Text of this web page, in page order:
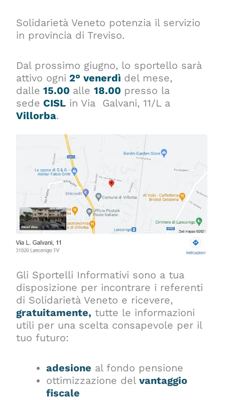
Solidarietà Veneto potenzia il servizio
in provincia di Treviso.
Dal prossimo giugno, lo sportello sarà
attivo ogni 2° venerdì del mese,
dalle 15.00 alle18.00 presso la
sede CISL in Via Galvani, 11/L a
Villorba.
Gli Sportelli Informativi sono a tua
disposizione per incontrare i referenti
di Solidarietà Veneto e ricevere,
gratuitamente, tutte le informazioni
utili per una scelta consapevole per il
tuo futuro:
adesione al fondo pensione
ottimizzazione delvantaggio
fiscale